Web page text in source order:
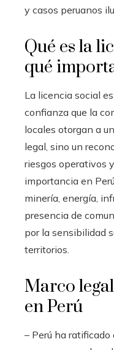
y casos peruanos
Qué es la
qué
La licencia social
confianza que la
locales otorgan a
legal, sino un
riesgos operativos
importancia en
minería, energía,
presencia de
por la sensibilidad
territorios.
Marco
en Perú
– Perú ha ratificado